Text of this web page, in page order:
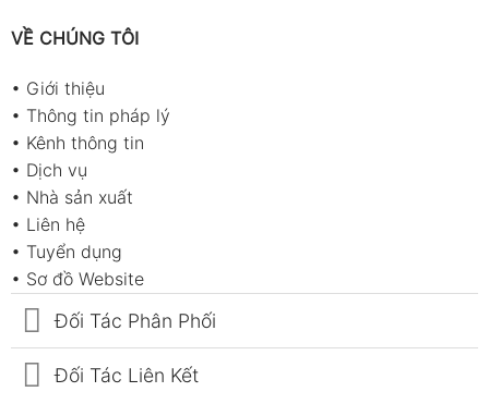
VỀ CHÚNG TÔI
• Giới thiệu
• Thông tin pháp lý
• Kênh thông tin
• Dịch vụ
• Nhà sản xuất
• Liên hệ
• Tuyển dụng
• Sơ đồ Website
Đối Tác Phân Phối
Đối Tác Liên Kết